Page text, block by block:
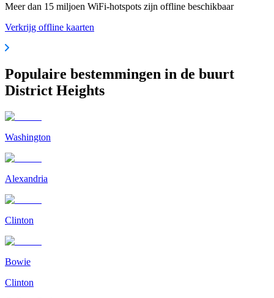
Meer dan 15 miljoen WiFi-hotspots zijn offline beschikbaar
Verkrijg offline kaarten
Populaire bestemmingen in de buurt
District Heights
Washington
Alexandria
Clinton
Bowie
Clinton